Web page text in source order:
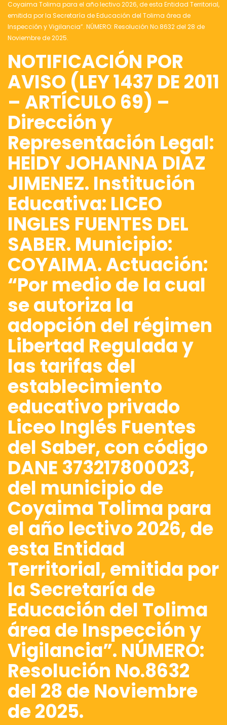
Coyaima Tolima para el año lectivo 2026, de esta Entidad Territorial,
emitida por la Secretaría de Educación del Tolima área de
Inspección y Vigilancia”. NÚMERO: Resolución No.8632 del 28 de
Noviembre de 2025.
NOTIFICACIÓN POR
AVISO (LEY 1437 DE 2011
– ARTÍCULO 69) –
Dirección y
Representación Legal:
HEIDY JOHANNA DIAZ
JIMENEZ. Institución
Educativa: LICEO
INGLES FUENTES DEL
SABER. Municipio:
COYAIMA. Actuación:
“Por medio de la cual
se autoriza la
adopción del régimen
Libertad Regulada y
las tarifas del
establecimiento
educativo privado
Liceo Inglés Fuentes
del Saber, con código
DANE 373217800023,
del municipio de
Coyaima Tolima para
el año lectivo 2026, de
esta Entidad
Territorial, emitida por
la Secretaría de
Educación del Tolima
área de Inspección y
Vigilancia”. NÚMERO:
Resolución No.8632
del 28 de Noviembre
de 2025.